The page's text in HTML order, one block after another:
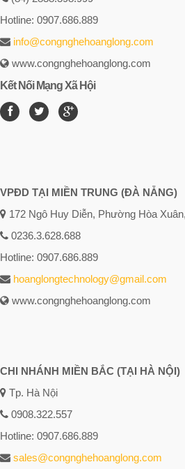
Hotline: 0907.686.889
info@congnghehoanglong.com
www.congnghehoanglong.com
Kết Nối Mạng Xã Hội
VPĐD TẠI MIỀN TRUNG (ĐÀ NẴNG)
172 Ngô Huy Diễn, Phường Hòa
0236.3.628.688
Hotline: 0907.686.889
hoanglongtechnology@gmail.com
www.congnghehoanglong.com
CHI NHÁNH MIỀN BẮC (TẠI HÀ NỘI)
Tp. Hà Nội
0908.322.557
Hotline: 0907.686.889
sales@congnghehoanglong.com